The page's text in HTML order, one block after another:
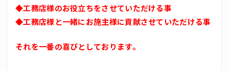
◆工務店様のお役立ちをさせていただける事
◆工務店様と一緒にお施主様に貢献させていただける事
それを一番の喜びとしております。